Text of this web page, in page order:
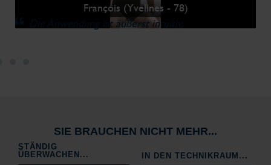
François (Yvelines - 78)
Die Anwendung ist äußerst intuitiv.
SIE BRAUCHEN NICHT MEHR...
STÄNDIG
ÜBERWACHEN...
IN DEN TECHNIKRAUM...